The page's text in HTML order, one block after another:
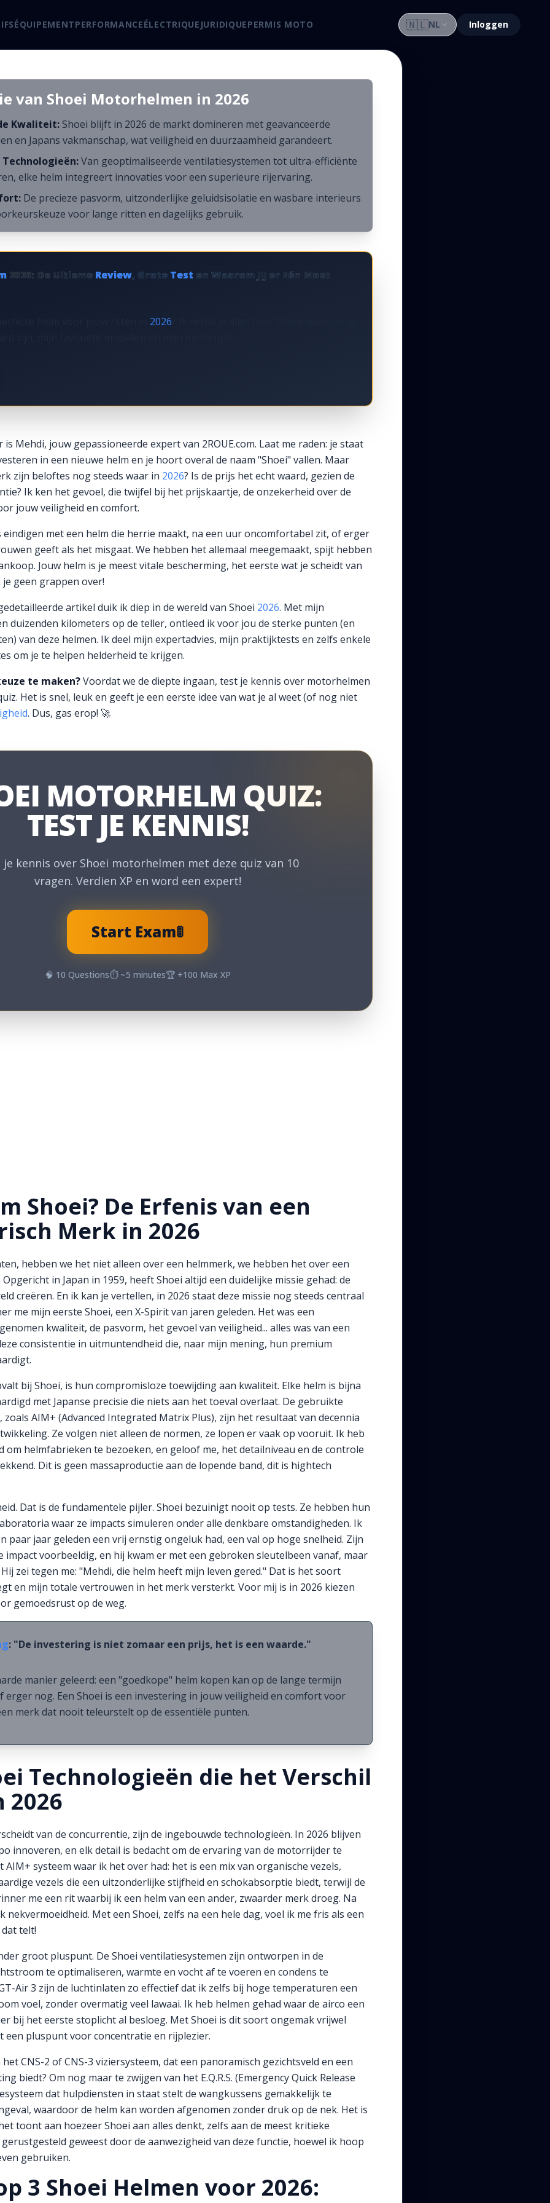
ÉQUIPEMENTPERFORMANCEÉLECTRIQUE JURIDIQUEPERMIS MOTO 🇳🇱NL Inloggen
van Shoei Motorhelmen in 2026
Kwaliteit: Shoei blijft in 2026 de markt domineren met geavanceerde
en Japans vakmanschap, wat veiligheid en duurzaamheid garandeert.
Van geoptimaliseerde ventilatiesystemen tot ultra-efficiënte
elke helm integreert innovaties voor een superieure rijervaring.
De precieze pasvorm, uitzonderlijke geluidsisolatie en wasbare interieurs
voor lange ritten en dagelijks gebruik.
2026: De Ultieme Review, Grote Test en Waarom JIJ er Eén Moet
2026
Mehdi, jouw gepassioneerde expert van 2ROUE.com. Laat me raden: je staat
in een nieuwe helm en je hoort overal de naam "Shoei" vallen. Maar
zijn beloftes nog steeds waar in 2026? Is de prijs het echt waard, gezien de
Ik ken het gevoel, die twijfel bij het prijskaartje, de onzekerheid over de
jouw veiligheid en comfort.
met een helm die herrie maakt, na een uur oncomfortabel zit, of erger
geeft als het misgaat. We hebben het allemaal meegemaakt, spijt hebben
Jouw helm is je meest vitale bescherming, het eerste wat je scheidt van
geen grappen over!
artikel duik ik diep in de wereld van Shoei 2026. Met mijn
duizenden kilometers op de teller, ontleed ik voor jou de sterke punten (en
van deze helmen. Ik deel mijn expertadvies, mijn praktijktests en zelfs enkele
om je te helpen helderheid te krijgen.
te maken?Voordat we de diepte ingaan, test je kennis over motorhelmen
Het is snel, leuk en geeft je een eerste idee van wat je al weet (of nog niet
. Dus, gas erop! 🚀
MOTORHELM QUIZ:
TEST JE KENNIS!
kennis over Shoei motorhelmen met deze quiz van 10
vragen. Verdien XP en word een expert!
Start Exam🚦
🧠 10 Questions⏱️ ~5 minutes🏆 +100 Max XP
Shoei? De Erfenis van een
Merk in 2026
hebben we het niet alleen over een helmmerk, we hebben het over een
in Japan in 1959, heeft Shoei altijd een duidelijke missie gehad: de
creëren. En ik kan je vertellen, in 2026 staat deze missie nog steeds centraal
me mijn eerste Shoei, een X-Spirit van jaren geleden. Het was een
kwaliteit, de pasvorm, het gevoel van veiligheid... alles was van een
consistentie in uitmuntendheid die, naar mijn mening, hun premium
bij Shoei, is hun compromisloze toewijding aan kwaliteit. Elke helm is bijna
met Japanse precisie die niets aan het toeval overlaat. De gebruikte
AIM+ (Advanced Integrated Matrix Plus), zijn het resultaat van decennia
Ze volgen niet alleen de normen, ze lopen er vaak op vooruit. Ik heb
om helmfabrieken te bezoeken, en geloof me, het detailniveau en de controle
Dit is geen massaproductie aan de lopende band, dit is hightech
Dat is de fundamentele pijler. Shoei bezuinigt nooit op tests. Ze hebben hun
waar ze impacts simuleren onder alle denkbare omstandigheden. Ik
paar jaar geleden een vrij ernstig ongeluk had, een val op hoge snelheid. Zijn
impact voorbeeldig, en hij kwam er met een gebroken sleutelbeen vanaf, maar
zei tegen me: "Mehdi, die helm heeft mijn leven gered." Dat is het soort
en mijn totale vertrouwen in het merk versterkt. Voor mij is in 2026 kiezen
gemoedsrust op de weg.
: "De investering is niet zomaar een prijs, het is een waarde."
manier geleerd: een "goedkope" helm kopen kan op de lange termijn
nog. Een Shoei is een investering in jouw veiligheid en comfort voor
merk dat nooit teleurstelt op de essentiële punten.
Technologieën die het Verschil
2026
van de concurrentie, zijn de ingebouwde technologieën. In 2026 blijven
innoveren, en elk detail is bedacht om de ervaring van de motorrijder te
systeem waar ik het over had: het is een mix van organische vezels,
vezels die een uitzonderlijke stijfheid en schokabsorptie biedt, terwijl de
me een rit waarbij ik een helm van een ander, zwaarder merk droeg. Na
nekvermoeidheid. Met een Shoei, zelfs na een hele dag, voel ik me fris als een
telt!
groot pluspunt. De Shoei ventilatiesystemen zijn ontworpen in de
te optimaliseren, warmte en vocht af te voeren en condens te
Air 3 zijn de luchtinlaten zo effectief dat ik zelfs bij hoge temperaturen een
voel, zonder overmatig veel lawaai. Ik heb helmen gehad waar de airco een
bij het eerste stoplicht al besloeg. Met Shoei is dit soort ongemak vrijwel
een pluspunt voor concentratie en rijplezier.
CNS-2 of CNS-3 viziersysteem, dat een panoramisch gezichtsveld en een
biedt? Om nog maar te zwijgen van het E.Q.R.S. (Emergency Quick Release
dat hulpdiensten in staat stelt de wangkussens gemakkelijk te
waardoor de helm kan worden afgenomen zonder druk op de nek. Het is
toont aan hoezeer Shoei aan alles denkt, zelfs aan de meest kritieke
geweest door de aanwezigheid van deze functie, hoewel ik hoop
gebruiken.
3 Shoei Helmen voor 2026: